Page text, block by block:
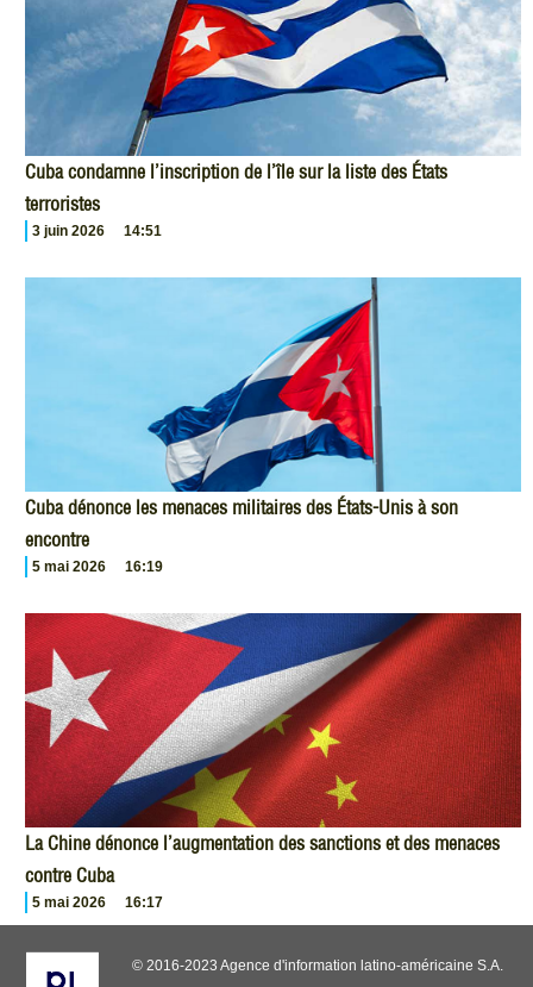
Cuba condamne l’inscription de l’île sur la liste des États
terroristes
3 juin 2026 14:51
Cuba dénonce les menaces militaires des États-Unis à son
encontre
5 mai 2026 16:19
La Chine dénonce l’augmentation des sanctions et des menaces
contre Cuba
5 mai 2026 16:17
© 2016-2023 Agence d'information latino-américaine S.A.